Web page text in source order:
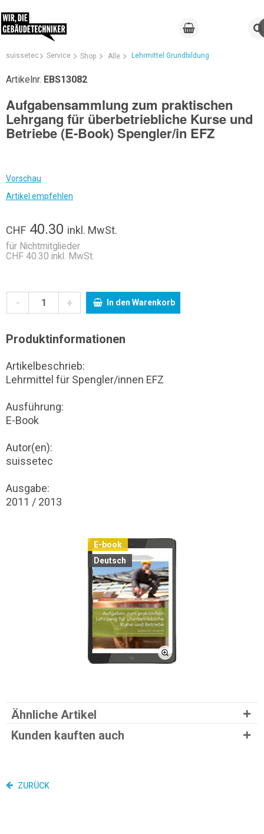
suissetec Service Shop Alle Lehrmittel Grundbildung
Artikelnr. EBS13082
Aufgabensammlung zum praktischen
Lehrgang für überbetriebliche Kurse und
Betriebe (E-Book) Spengler/in EFZ
Vorschau
Artikel empfehlen
CHF 40.30 inkl. MwSt.
für Nichtmitglieder
CHF 40.30 inkl. MwSt.
- + In den Warenkorb
Produktinformationen
Artikelbeschrieb:
Lehrmittel für Spengler/innen EFZ
Ausführung:
E-Book
Autor(en):
suissetec
Ausgabe:
2011 / 2013
E-book
Deutsch
Ähnliche Artikel
Kunden kauften auch
ZURÜCK